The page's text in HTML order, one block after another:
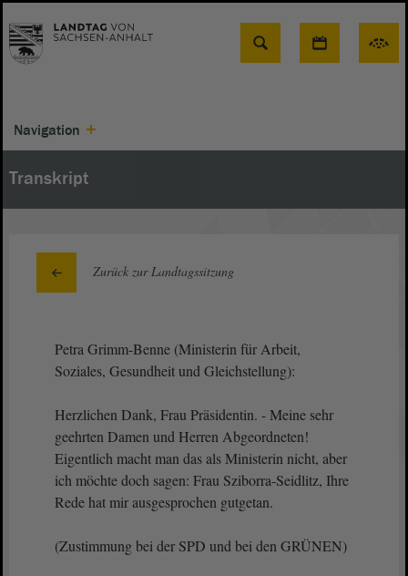
Suche
Navigation
Transkript
Zurück zur Landtagssitzung
Petra Grimm-Benne (Ministerin für Arbeit,
Soziales, Gesundheit und Gleichstellung):
Herzlichen Dank, Frau Präsidentin. - Meine sehr
geehrten Damen und Herren Abgeordneten!
Eigentlich macht man das als Ministerin nicht, aber
ich möchte doch sagen: Frau Sziborra-Seidlitz, Ihre
Rede hat mir ausgesprochen gutgetan.
(Zustimmung bei der SPD und bei den GRÜNEN)